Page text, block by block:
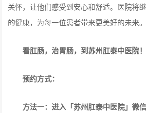
关怀，让他们感受到安心和舒适。医院将
的健康，为每一位患者带来更美好的未来。
看肛肠，治胃肠，到苏州肛泰中医院！
预约方式：
方法一：进入「苏州肛泰中医院」微